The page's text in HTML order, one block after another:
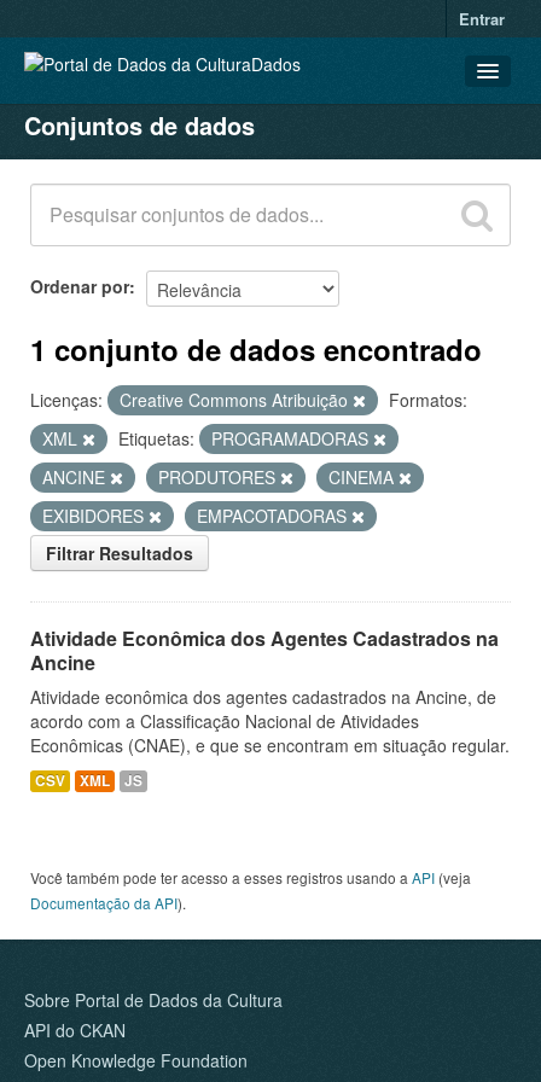
Entrar
CONJUNTOS DE DADOS
ORGANIZAÇÕES
GRUPOS
SOBRE
Conjuntos de dados
Ordenar por
1 conjunto de dados encontrado
Licenças: Creative Commons Atribuição
Formatos:
XML
Etiquetas:
PROGRAMADORAS
ANCINE
PRODUTORES
CINEMA
EXIBIDORES
EMPACOTADORAS
Filtrar Resultados
Atividade Econômica dos Agentes Cadastrados na
Ancine
Atividade econômica dos agentes cadastrados na Ancine, de
acordo com a Classificação Nacional de Atividades
Econômicas (CNAE), e que se encontram em situação regular.
CSV XML JS
Você também pode ter acesso a esses registros usando a API (veja
Documentação da API).
Sobre Portal de Dados da Cultura
API do CKAN
Open Knowledge Foundation